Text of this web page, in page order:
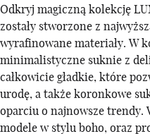
Odkryj magiczną kolekcję
zostały stworzone z
wyrafinowane materiały. W
minimalistyczne suknie z
całkowicie gładkie, które
urodę, a także koronkowe
oparciu o najnowsze trendy.
modele w stylu boho, oraz